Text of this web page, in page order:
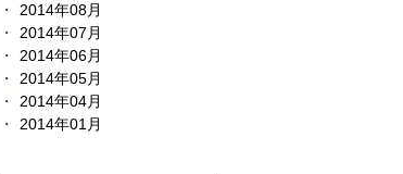
2014年08月
2014年07月
2014年06月
2014年05月
2014年04月
2014年01月